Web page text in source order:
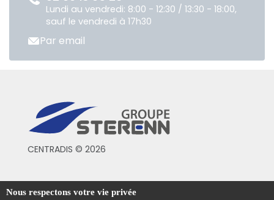
Lundi au vendredi: 8:00 - 12:30 / 13:30 - 18:00,
sauf le vendredi à 17h30
Par email
CENTRADIS © 2026
Conditions générales de vente
Nous respectons votre vie privée